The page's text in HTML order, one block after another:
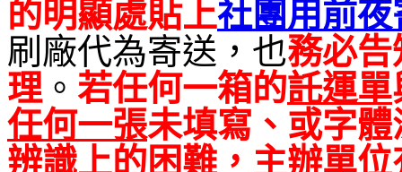
的明顯處貼上社團用前
刷廠代為寄送，也務必
理。 若任何一箱的託運單
任何一張未填寫、或字
辨識上的困難，主辦單